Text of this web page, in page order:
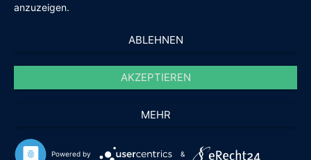
anzuzeigen.
ABLEHNEN
AKZEPTIEREN
MEHR
Powered by &